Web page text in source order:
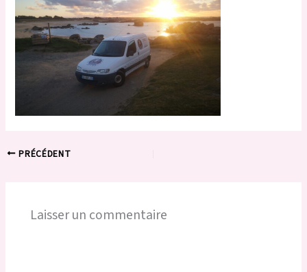
PRÉCÉDENT
Laisser un commentaire